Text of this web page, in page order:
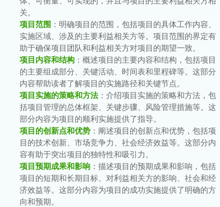
关。
项目范围 ：明确项目的范围，包括项目的具体工作内容、
实施区域、涉及的主要利益相关方等。项目范围的界定有
助于确保项目团队和利益相关方对项目的期望一致。
项目内容和结构 ：概述项目的主要内容和结构，包括项目
的主要组成部分、关键活动、时间表和里程碑等。这部分
内容帮助读者了解项目的实施路径和关键节点。
项目实施的策略和方法：介绍项目实施的策略和方法，包
括项目管理的总体框架、关键步骤、风险管理措施等。这
部分内容为项目的顺利实施提供了指导。
项目的创新点和优势 ：阐述项目的创新点和优势，包括项
目的技术创新、市场竞争力、社会经济效益等。这部分内
容有助于突出项目的独特性和吸引力。
项目预期成果和影响 ：描述项目的预期成果和影响，包括
项目的短期和长期目标、对利益相关方的影响、社会和经
济效益等。这部分内容为项目的成功实施提供了明确的方
向和预期。